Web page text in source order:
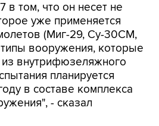
в том, что он несет не
уже применяется
(Миг-29, Су-30СМ,
вооружения, которые
из внутрифюзеляжного
планируется
в составе комплекса
- сказал